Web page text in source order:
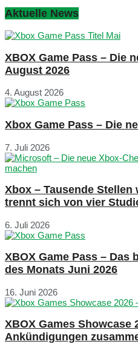
Aktuelle News
XBOX Game Pass – Die
August 2026
4. August 2026
Xbox Game Pass – Die
7. Juli 2026
Xbox – Tausende
trennt sich von vier
6. Juli 2026
XBOX Game Pass – Das
des Monats Juni 2026
16. Juni 2026
XBOX Games Showcase
Ankündigungen